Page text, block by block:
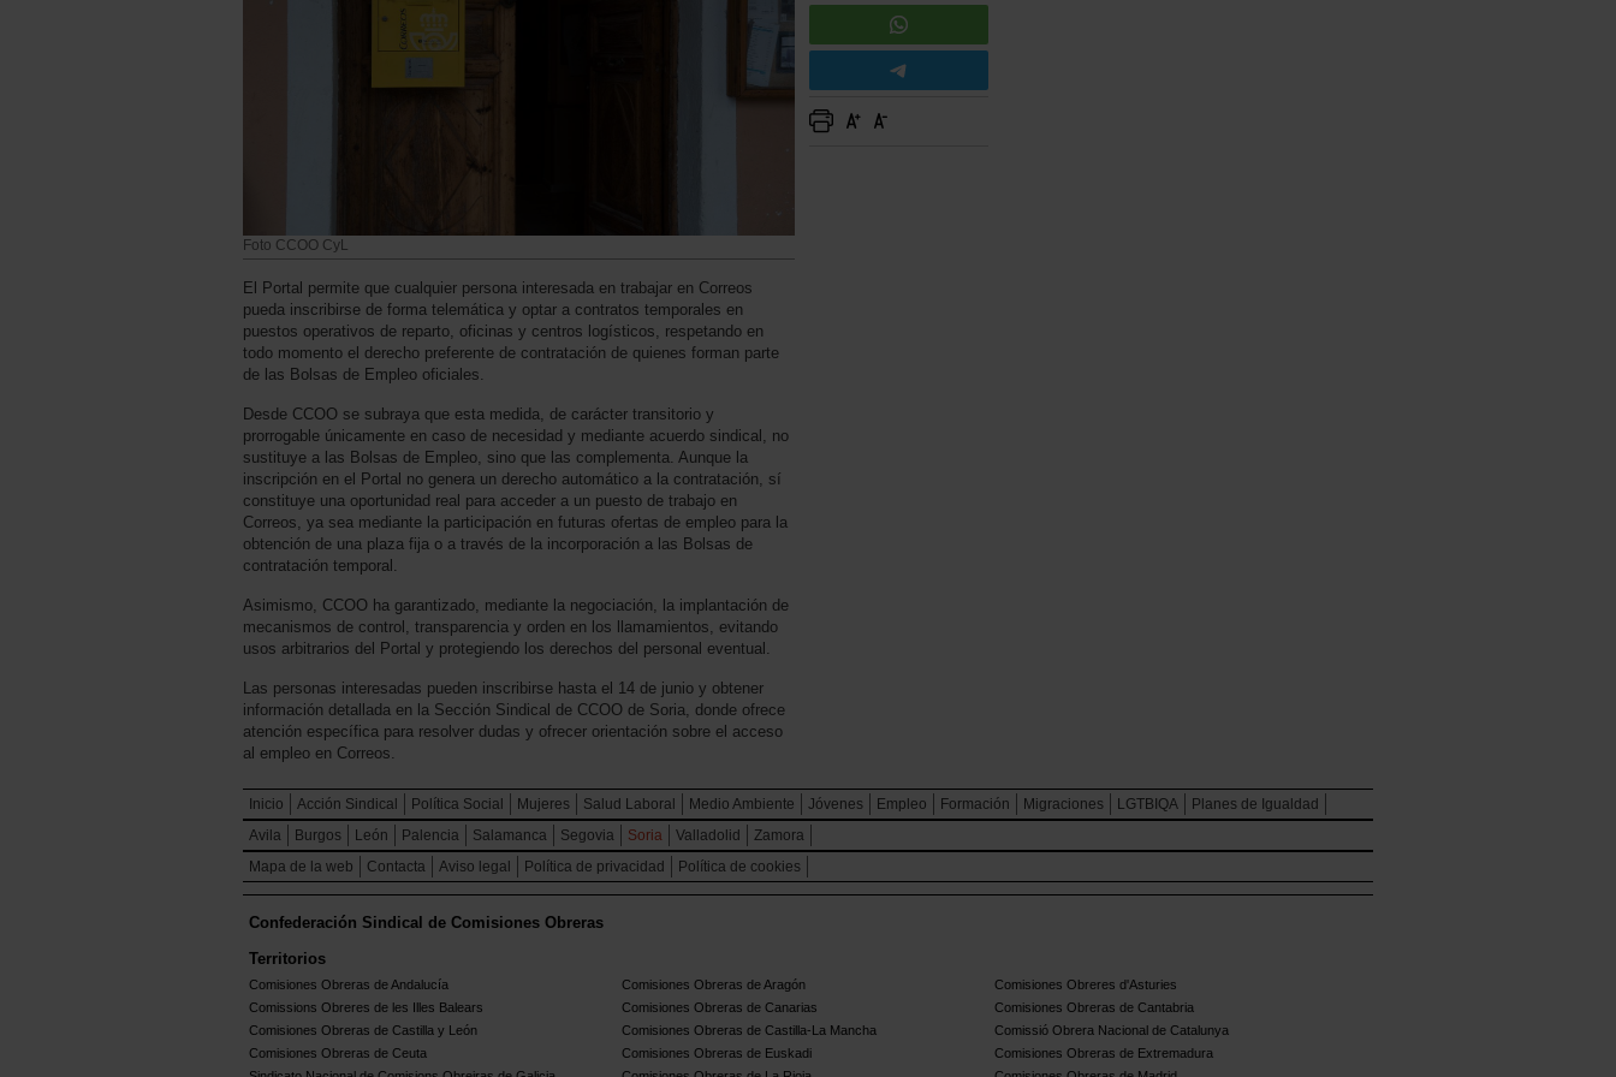
Foto CCOO CyL
El Portal permite que cualquier persona interesada en trabajar en Correos
pueda inscribirse de forma telemática y optar a contratos temporales en
puestos operativos de reparto, oficinas y centros logísticos, respetando en
todo momento el derecho preferente de contratación de quienes forman parte
de las Bolsas de Empleo oficiales.
Desde CCOO se subraya que esta medida, de carácter transitorio y
prorrogable únicamente en caso de necesidad y mediante acuerdo sindical, no
sustituye a las Bolsas de Empleo, sino que las complementa. Aunque la
inscripción en el Portal no genera un derecho automático a la contratación, sí
constituye una oportunidad real para acceder a un puesto de trabajo en
Correos, ya sea mediante la participación en futuras ofertas de empleo para la
obtención de una plaza fija o a través de la incorporación a las Bolsas de
contratación temporal.
Asimismo, CCOO ha garantizado, mediante la negociación, la implantación de
mecanismos de control, transparencia y orden en los llamamientos, evitando
usos arbitrarios del Portal y protegiendo los derechos del personal eventual.
Las personas interesadas pueden inscribirse hasta el 14 de junio y obtener
información detallada en la Sección Sindical de CCOO de Soria, donde ofrece
atención específica para resolver dudas y ofrecer orientación sobre el acceso
al empleo en Correos.
Inicio Acción Sindical Política Social Mujeres Salud Laboral Medio Ambiente Jóvenes Empleo Formación Migraciones LGTBIQA
Planes de Igualdad
Avila
Burgos León Palencia Salamanca Segovia Soria Valladolid
Zamora
Mapa de la web
Contacta Aviso legal Política de privacidad Política de cookies
Confederación Sindical de Comisiones Obreras
Territorios
Comisiones Obreras de Andalucía Comisiones Obreras de Aragón
Comisiones Obreres d'Asturies
Comissions Obreres de les Illes Balears
Comisiones Obreras de Canarias
Comisiones Obreras de Cantabria
Comisiones Obreras de Castilla y León
Comisiones Obreras de Castilla-La Mancha
Comissió Obrera Nacional de Catalunya
Comisiones Obreras de Ceuta
Comisiones Obreras de Euskadi
Comisiones Obreras de Extremadura